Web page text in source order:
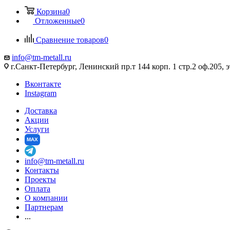
Корзина0
Отложенные0
Сравнение товаров0
info@tm-metall.ru
г.Санкт-Петербург, Ленинский пр.т 144 корп. 1 стр.2 оф.205,
Вконтакте
Instagram
Доставка
Акции
Услуги
MAX
info@tm-metall.ru
Контакты
Проекты
Оплата
О компании
Партнерам
...